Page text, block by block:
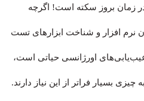
زمان بروز سکته است! اگرچه
افزار و شناخت ابزارهای تست
اورژانسی حیاتی است،
بسیار فراتر از این نیاز دارند.